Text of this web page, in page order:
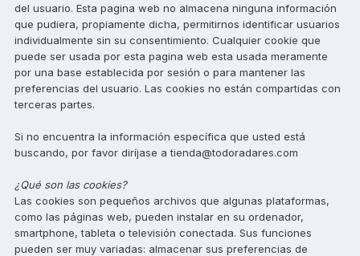
del usuario. Esta pagina web no almacena ninguna información
que pudiera, propiamente dicha, permitirnos identificar usuarios
individualmente sin su consentimiento. Cualquier cookie que
puede ser usada por esta pagina web esta usada meramente
por una base establecida por sesión o para mantener las
preferencias del usuario. Las cookies no están compartidas con
terceras partes.
Si no encuentra la información específica que usted está
buscando, por favor diríjase a tienda@todoradares.com
¿Qué son las cookies?
Las cookies son pequeños archivos que algunas plataformas,
como las páginas web, pueden instalar en su ordenador,
smartphone, tableta o televisión conectada. Sus funciones
pueden ser muy variadas: almacenar sus preferencias de